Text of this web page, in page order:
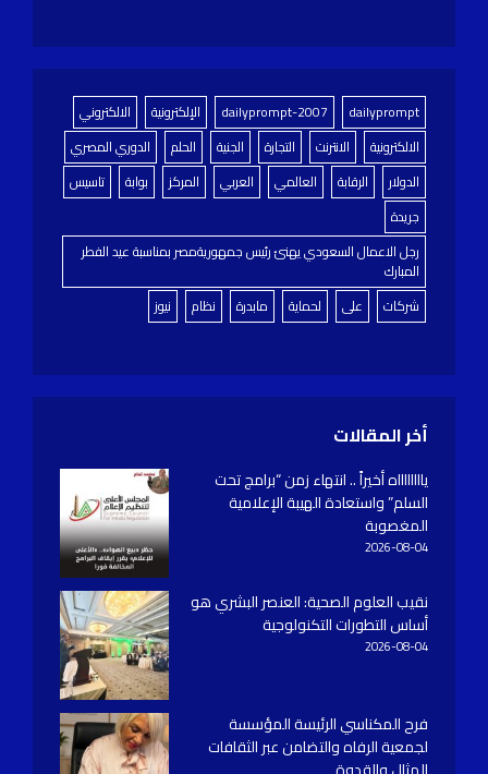
dailyprompt
dailyprompt-2007 الإلكترونية
الالكتروني
الالكترونية
الانترنت التجارة الجنية الحلم
الدوري المصري
الدولار
الرقابة العالمي العربي المركز بوابة
تاسيس
جريدة
رجل الاعمال السعودي يهنئ رئيس جمهوريةمصر بمناسبة عيد الفطر
المبارك
شركات
على لحماية مابدرة نظام نيوز
أخر المقالات
يااااااااه أخيراً .. انتهاء زمن “برامج تحت
السلم” واستعادة الهيبة الإعلامية
المغصوبة
2026-08-04
نقيب العلوم الصحية: العنصر البشري هو
أساس التطورات التكنولوجية
2026-08-04
فرح المكناسي الرئيسة المؤسسة
لجمعية الرفاه والتضامن عبر الثقافات